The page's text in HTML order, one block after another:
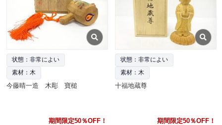
状態：非常によい
素材：木
今藤晴一造 木彫 寶槌
期間限定50％OFF！
状態：非常によい
素材：木
十福地蔵尊
期間限定50％OFF！